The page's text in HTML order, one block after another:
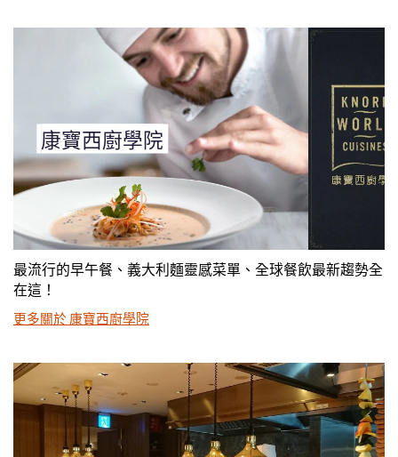
康寶西廚學院
最流行的早午餐、義大利麵靈感菜單、全球餐飲最新趨勢全
在這！
更多關於 康寶西廚學院